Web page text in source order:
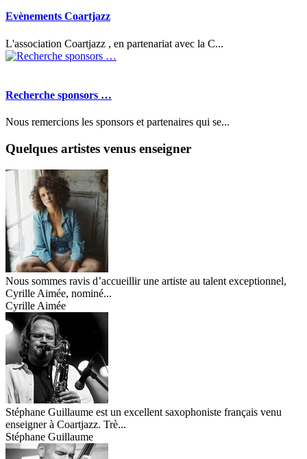
Evènements Coartjazz
L'association Coartjazz , en partenariat avec la C...
Recherche sponsors …
Nous remercions les sponsors et partenaires qui se...
Quelques artistes venus enseigner
Nous sommes ravis d’accueillir une artiste au talent exceptionnel,
Cyrille Aimée, nominé...
Cyrille Aimée
Stéphane Guillaume est un excellent saxophoniste français venu
enseigner à Coartjazz. Trè...
Stéphane Guillaume